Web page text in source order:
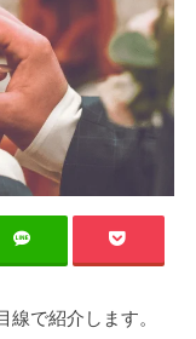
で紹介します。